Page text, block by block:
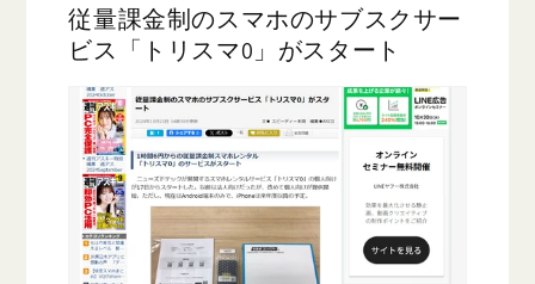
従量課金制のスマホのサブスクサー
ビス「トリスマ0」がスタート